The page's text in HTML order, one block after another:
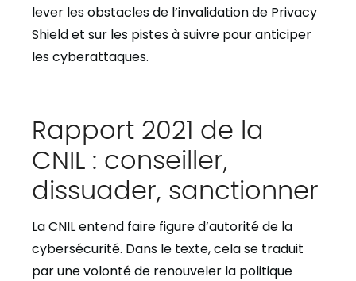
lever les obstacles de l’invalidation de Privacy
Shield et sur les pistes à suivre pour anticiper
les cyberattaques.
Rapport 2021 de la
CNIL : conseiller,
dissuader, sanctionner
La CNIL entend faire figure d’autorité de la
cybersécurité. Dans le texte, cela se traduit
par une volonté de renouveler la politique